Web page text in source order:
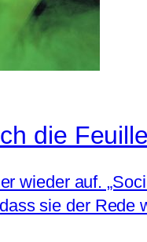
die
wieder auf.
sie der Rede